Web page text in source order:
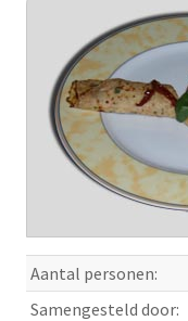
Aantal personen:
Samengesteld door: